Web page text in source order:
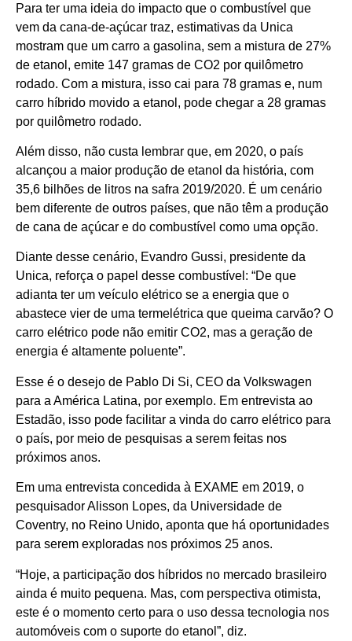
Para ter uma ideia do impacto que o combustível que
vem da cana-de-açúcar traz, estimativas da Unica
mostram que um carro a gasolina, sem a mistura de 27%
de etanol, emite 147 gramas de CO2 por quilômetro
rodado. Com a mistura, isso cai para 78 gramas e, num
carro híbrido movido a etanol, pode chegar a 28 gramas
por quilômetro rodado.
Além disso, não custa lembrar que, em 2020, o país
alcançou a maior produção de etanol da história, com
35,6 bilhões de litros na safra 2019/2020. É um cenário
bem diferente de outros países, que não têm a produção
de cana de açúcar e do combustível como uma opção.
Diante desse cenário, Evandro Gussi, presidente da
Unica, reforça o papel desse combustível: “De que
adianta ter um veículo elétrico se a energia que o
abastece vier de uma termelétrica que queima carvão? O
carro elétrico pode não emitir CO2, mas a geração de
energia é altamente poluente”.
Esse é o desejo de Pablo Di Si, CEO da Volkswagen
para a América Latina, por exemplo. Em entrevista ao
Estadão, isso pode facilitar a vinda do carro elétrico para
o país, por meio de pesquisas a serem feitas nos
próximos anos.
Em uma entrevista concedida à EXAME em 2019, o
pesquisador Alisson Lopes, da Universidade de
Coventry, no Reino Unido, aponta que há oportunidades
para serem exploradas nos próximos 25 anos.
“Hoje, a participação dos híbridos no mercado brasileiro
ainda é muito pequena. Mas, com perspectiva otimista,
este é o momento certo para o uso dessa tecnologia nos
automóveis com o suporte do etanol”, diz.